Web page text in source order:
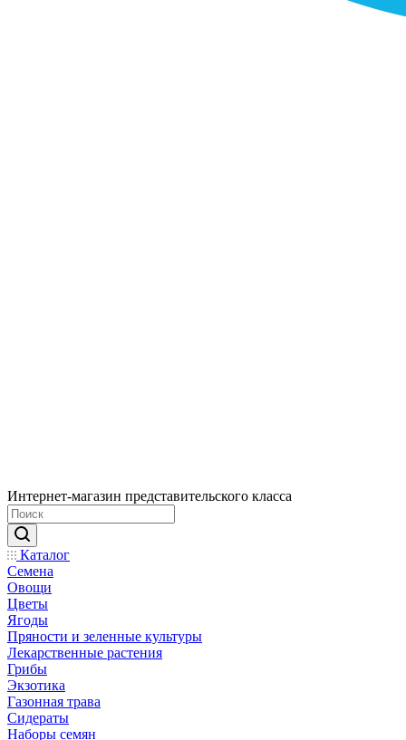
Интернет-магазин представительского класса
Каталог
Семена
Овощи
Цветы
Ягоды
Пряности и зеленные культуры
Лекарственные растения
Грибы
Экзотика
Газонная трава
Сидераты
Наборы семян